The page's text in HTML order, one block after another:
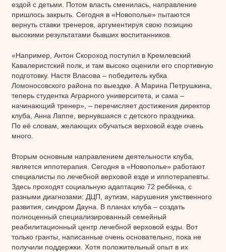
ездой с детьми. Потом власть сменилась, направление
пришлось закрыть. Сегодня в «Новополье» пытаются
вернуть ставки тренеров, аргументируя свою позицию
высокими результатами бывших воспитанников.
«Например, Антон Скороход поступил в Кремлевский
Кавалеристский полк, и там высоко оценили его спортивную
подготовку. Настя Власова – победитель кубка
Ломоносовского района по выездке. А Марина Петрушкина,
теперь студентка Аграрного университета, и сама –
начинающий тренер», – перечисляет достижения директор
клуба, Анна Лаппе, вернувшаяся с детского праздника.
По её словам, желающих обучаться верховой езде очень
много.
Вторым основным направлением деятельности клуба,
является иппотерапия. Сегодня в «Новополье» работают
специалисты по лечебной верховой езде и иппотерапевты.
Здесь проходят социальную адаптацию 72 ребёнка, с
разными диагнозами: ДЦП, аутизм, нарушения умственного
развития, синдром Дауна. В планах клуба – создать
полноценный специализированный семейный
реабилитационный центр лечебной верховой езды. Вот
только гранты, написанные очень основательно, пока не
получили поддержки. Хотя положительный опыт в их